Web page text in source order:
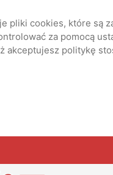
pliki cookies, które są
za pomocą
akceptujesz politykę